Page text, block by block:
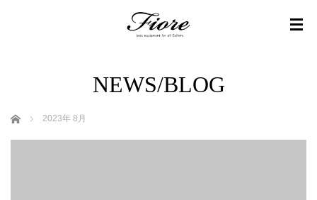
NEWS/BLOG
ホーム 2023年 8月